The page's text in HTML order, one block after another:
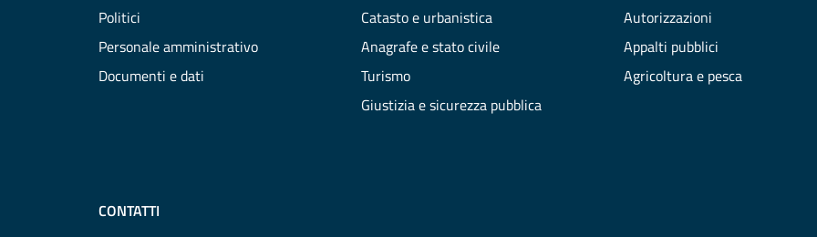
Politici
Personale amministrativo
Documenti e dati
Catasto e urbanistica
Anagrafe e stato civile
Turismo
Giustizia e sicurezza pubblica
Autorizzazioni
Appalti pubblici
Agricoltura e pesca
CONTATTI